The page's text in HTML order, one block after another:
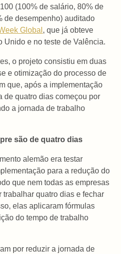
(100% de salário, 80% de
de desempenho) auditado
Global , que já obteve
Unido e no teste de Valência.
o projeto consistiu em duas
e otimização do processo de
que, após a implementação
de quatro dias começou por
a jornada de trabalho
são de quatro dias
alemão era testar
para a redução do
que nem todas as empresas
trabalhar quatro dias e fechar
elas aplicaram fórmulas
do tempo de trabalho
por reduzir a jornada de